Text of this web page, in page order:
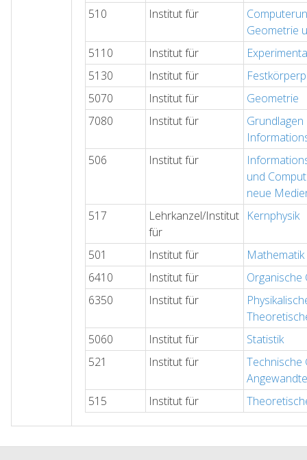
510
Institut für
Geometrie
5110
Institut für
5130
Institut für
5070
Institut für
Geometrie
7080
Institut für
Grundlagen
506
Institut für
und
neue
517
Lehrkanzel/Institut
für
Kernphysik
501 Institut für
Mathematik
6410
Institut für
Organische
6350
Institut für
5060
Institut für
Statistik
521
Institut für
Technische
515
Institut für